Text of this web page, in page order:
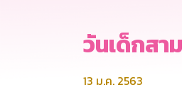
วันเด็กสา
13 ม.ค. 2563